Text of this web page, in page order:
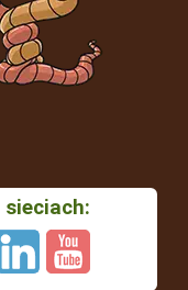
sieciach: